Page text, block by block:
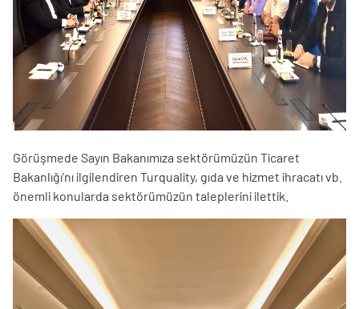
Görüşmede Sayın Bakanımıza sektörümüzün Ticaret
Bakanlığı'nı ilgilendiren Turquality, gıda ve hizmet ihracatı vb.
önemli konularda sektörümüzün taleplerini ilettik.